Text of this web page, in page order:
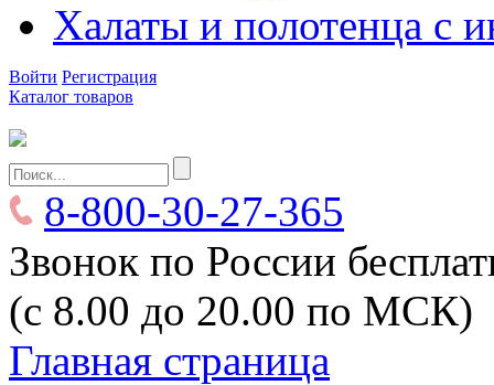
Халаты и полотенца с
Войти Регистрация
Каталог товаров
8-800-30-27-365
Звонок по России
(с 8.00 до 20.00 по МСК)
Главная страница